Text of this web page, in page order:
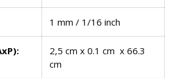
1 mm / 1/16 inch
2,5 cm x 0.1 cm x 66.3
cm